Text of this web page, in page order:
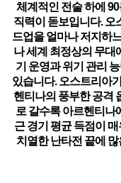
체계적인 전술 하에
직력이 돋보입니다. 오
드업을 얼마나 저지하
나 세계 최정상의 무대
기 운영과 위기 관리
있습니다. 오스트리아
헨티나의 풍부한 공격
로 갈수록 아르헨티나
근 경기 평균 득점이
치열한 난타전 끝에